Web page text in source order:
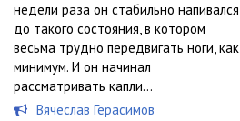
недели раза он стабильно напивался
до такого состояния, в котором
весьма трудно передвигать ноги, как
минимум. И он начинал
рассматривать капли...
Вячеслав Герасимов